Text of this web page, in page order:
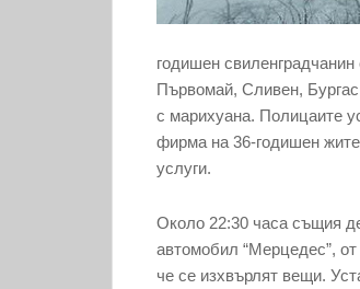
годишен
Първомай, Сливен,
с марихуана. Полицаите
фирма на 36-годишен
услуги.
Около 22:30 часа същия
автомобил “Мерцедес”,
че се изхвърлят вещи.